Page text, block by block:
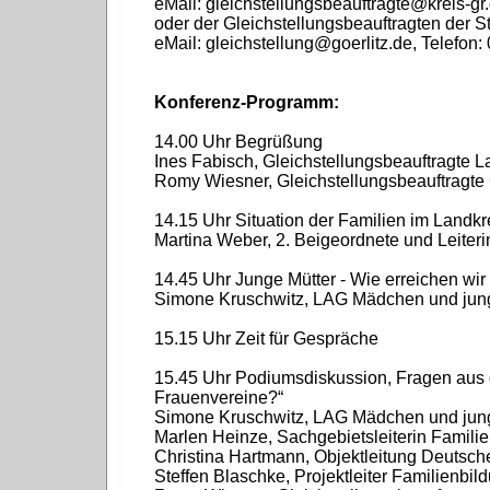
eMail: gleichstellungsbeauftragte@kreis-
oder der Gleichstellungsbeauftragten der
eMail: gleichstellung@goerlitz.de, Telefon:
Konferenz-Programm:
14.00 Uhr Begrüßung
Ines Fabisch, Gleichstellungsbeauftragte
Romy Wiesner,
14.15 Uhr Situation der Familien im
Martina Weber, 2. Beigeordnete und
14.45 Uhr Junge Mütter - Wie erreichen
Simone Kruschwitz, LAG Mädchen und
15.15 Uhr Zeit für Gespräche
15.45 Uhr Podiumsdiskussion, Fragen
Frauenvereine?“
Simone Kruschwitz, LAG Mädchen und
Marlen Heinze, Sachgebietsleiterin
Christina Hartmann, Objektleitung
Steffen Blaschke, Projektleiter